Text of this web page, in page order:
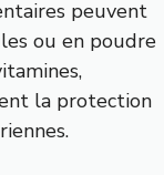
peuvent
ou en poudre
la protection